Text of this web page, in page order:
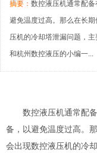
摘要： 数控液压机通常配
避免温度过高。那么在长
压机的冷却塔泄漏问题，
和杭州数控液压的小编一...
数控液压机通常配备
备，以避免温度过高。
会出现数控液压机的冷